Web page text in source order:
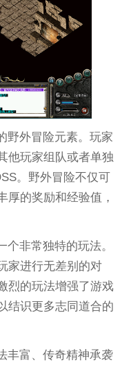
野外冒险元素。玩家
他玩家组队或者单独
。野外冒险不仅可
厚的奖励和经验值，
非常独特的玩法。
家进行无差别的对
烈的玩法增强了游戏
结识更多志同道合的
丰富、传奇精神承袭